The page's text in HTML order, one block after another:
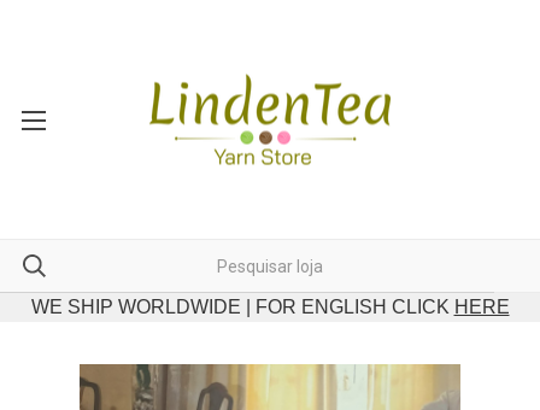
WE SHIP WORLDWIDE | FOR ENGLISH CLICK HERE